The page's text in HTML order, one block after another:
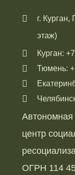
г.
этаж)
Курган:
Тюмень:
Автономная
центр
ОГРН 114